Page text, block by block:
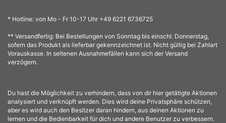
* Hotline: von Mo - Fr 10-17 Uhr +49 6221 6736725
** Versandfertig: Bei Bestellungen von Sonntag bis einschl. Donnerstag,
sofern das Produkt als lieferbar gekennzeichnet ist. Nicht gültig bei Zahlart
Vorauskasse. In seltenen Ausnahmefällen kann sich der Versand
verzögern.
Du hast die Möglichkeit zu verhindern, dass von dir hier getätigte Aktionen
analysiert und verknüpft werden. Dies wird deine Privatsphäre schützen,
aber es wird auch den Besitzer daran hindern, aus deinen Aktionen zu
lernen und die Bedienbarkeit für dich und andere Benutzer zu verbessern.